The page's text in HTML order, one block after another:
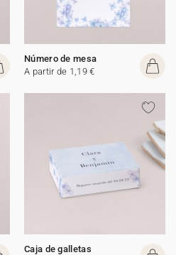
Número de mesa
A partir de 1,19 €
Caja de galletas